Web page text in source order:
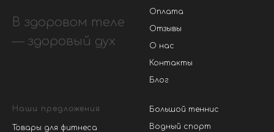
В здоровом теле
— здоровый дух
Оплата
Отзывы
О нас
Контакты
Блог
Наши предложения
Товары для фитнеса
Большой теннис
Водный спорт